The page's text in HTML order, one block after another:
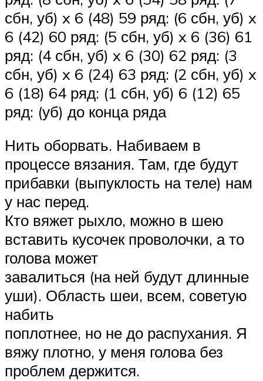
сбн, уб) x 6 (48) 59 ряд: (6 сбн, уб) x
6 (42) 60 ряд: (5 сбн, уб) x 6 (36) 61
ряд: (4 сбн, уб) x 6 (30) 62 ряд: (3
сбн, уб) x 6 (24) 63 ряд: (2 сбн, уб) x
6 (18) 64 ряд: (1 сбн, уб) 6 (12) 65
ряд: (уб) до конца ряда
Нить оборвать. Набиваем в
процессе вязания. Там, где будут
прибавки (выпуклость на теле) нам
у нас перед.
Кто вяжет рыхло, можно в шею
вставить кусочек проволочки, а то
голова может
завалиться (на ней будут длинные
уши). Область шеи, всем, советую
набить
поплотнее, но не до распухания. Я
вяжу плотно, у меня голова без
проблем держится.